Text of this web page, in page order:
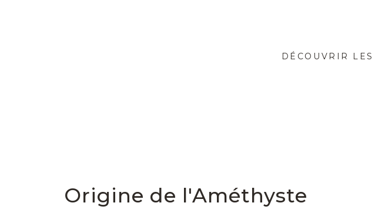
DÉCOUVRIR
Origine de l'Améthyste